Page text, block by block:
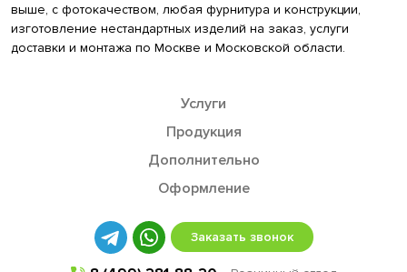
выше, с фотокачеством, любая фурнитура и конструкции,
изготовление нестандартных изделий на заказ, услуги
доставки и монтажа по Москве и Московской области.
Услуги
Продукция
Дополнительно
Оформление
Заказать звонок